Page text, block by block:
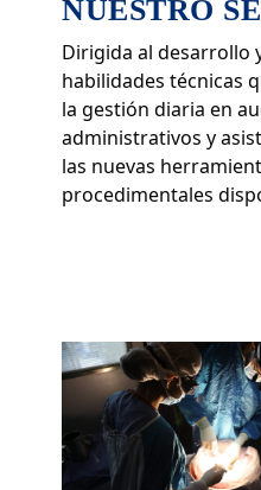
NUESTRO
Dirigida al desarrollo
habilidades técnicas
la gestión diaria en
administrativos y
las nuevas
procedimentales